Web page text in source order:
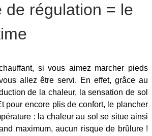
de régulation = le
si vous aimez marcher pieds
allez être servi. En effet, grâce au
de la chaleur, la sensation de sol
pour encore plis de confort, le plancher
: la chaleur au sol se situe ainsi
maximum, aucun risque de brûlure !